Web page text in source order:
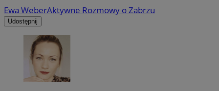
Ewa WeberAktywne Rozmowy o Zabrzu
Udostępnij